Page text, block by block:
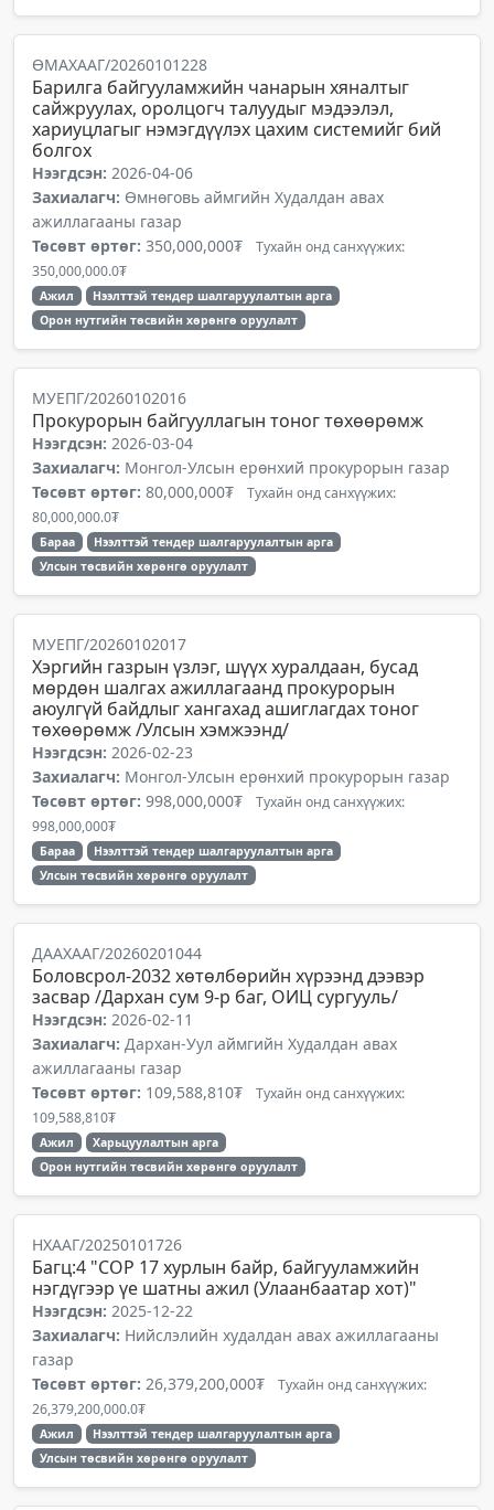
ӨМАХААГ/20260101228
Барилга байгууламжийн чанарын хяналтыг
сайжруулах, оролцогч талуудыг мэдээлэл,
хариуцлагыг нэмэгдүүлэх цахим системийг бий
болгох
Нээгдсэн: 2026-04-06
Захиалагч: Өмнөговь аймгийн Худалдан авах
ажиллагааны газар
Төсөвт өртөг: 350,000,000₮ Тухайн онд санхүүжих:
350,000,000.0₮
Ажил
Нээлттэй тендер шалгаруулалтын арга
Орон нутгийн төсвийн хөрөнгө оруулалт
МУЕПГ/20260102016
Прокурорын байгууллагын тоног төхөөрөмж
Нээгдсэн: 2026-03-04
Захиалагч: Монгол-Улсын ерөнхий прокурорын газар
Төсөвт өртөг: 80,000,000₮ Тухайн онд санхүүжих:
80,000,000.0₮
Бараа
Нээлттэй тендер шалгаруулалтын арга
Улсын төсвийн хөрөнгө оруулалт
МУЕПГ/20260102017
Хэргийн газрын үзлэг, шүүх хуралдаан, бусад
мөрдөн шалгах ажиллагаанд прокурорын
аюулгүй байдлыг хангахад ашиглагдах тоног
төхөөрөмж /Улсын хэмжээнд/
Нээгдсэн: 2026-02-23
Захиалагч: Монгол-Улсын ерөнхий прокурорын газар
Төсөвт өртөг: 998,000,000₮ Тухайн онд санхүүжих:
998,000,000₮
Бараа
Нээлттэй тендер шалгаруулалтын арга
Улсын төсвийн хөрөнгө оруулалт
ДААХААГ/20260201044
Боловсрол-2032 хөтөлбөрийн хүрээнд дээвэр
засвар /Дархан сум 9-р баг, ОИЦ сургууль/
Нээгдсэн: 2026-02-11
Захиалагч: Дархан-Уул аймгийн Худалдан авах
ажиллагааны газар
Төсөвт өртөг: 109,588,810₮ Тухайн онд санхүүжих:
109,588,810₮
Ажил
Харьцуулалтын арга
Орон нутгийн төсвийн хөрөнгө оруулалт
НХААГ/20250101726
Багц:4 ᠌"СОР 17 хурлын байр, байгууламжийн
нэгдүгээр үе шатны ажил (Улаанбаатар хот)"
Нээгдсэн: 2025-12-22
Захиалагч: Нийслэлийн худалдан авах ажиллагааны
газар
Төсөвт өртөг: 26,379,200,000₮ Тухайн онд санхүүжих:
26,379,200,000.0₮
Ажил
Нээлттэй тендер шалгаруулалтын арга
Улсын төсвийн хөрөнгө оруулалт